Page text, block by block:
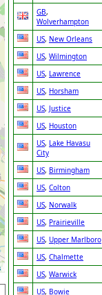
GB,
Wolverhampton
US, New Orleans
US, Wilmington
US, Lawrence
US, Horsham
US, Justice
US, Houston
US, Lake Havasu
City
US, Birmingham
US, Colton
US, Norwalk
US, Prairieville
US, Upper Marlboro
US, Chalmette
US, Warwick
US, Bowie